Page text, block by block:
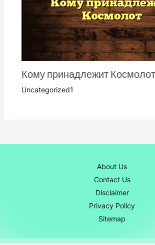
Кому принадлежит Космолот
Uncategorized1
About Us
Contact Us
Disclaimer
Privacy Policy
Sitemap